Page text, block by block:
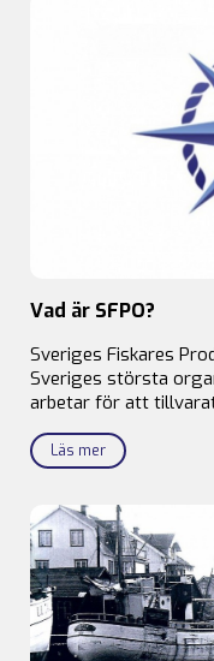
Vad är SFPO?
Sveriges Fiskares
Sveriges största
arbetar för att
Läs mer